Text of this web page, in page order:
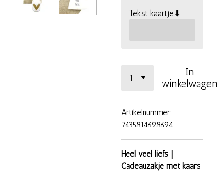
Tekst kaartje⬇
In
winkelwagen
Artikelnummer:
7435814698694
Heel veel liefs |
Cadeauzakje met kaars